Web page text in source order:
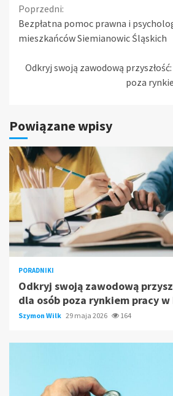
Continue
Reading
Poprzedni:
Bezpłatna pomoc prawna i
mieszkańców Siemianowic Śląskich
Odkryj swoją zawodową
poza
Powiązane wpisy
PORADNIKI
Odkryj swoją zawodową
dla osób poza rynkiem pracy
Szymon Wilk 29 maja 2026 164